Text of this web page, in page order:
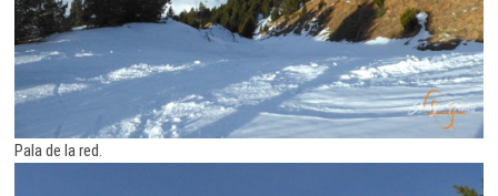
Pala de la red.